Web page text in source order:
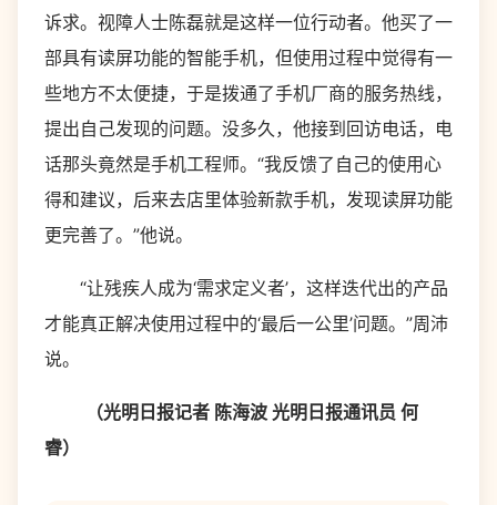
诉求。视障人士陈磊就是这样一位行动者。他买了一
部具有读屏功能的智能手机，但使用过程中觉得有一
些地方不太便捷，于是拨通了手机厂商的服务热线，
提出自己发现的问题。没多久，他接到回访电话，电
话那头竟然是手机工程师。“我反馈了自己的使用心
得和建议，后来去店里体验新款手机，发现读屏功能
更完善了。”他说。
“让残疾人成为‘需求定义者’，这样迭代出的产品
才能真正解决使用过程中的‘最后一公里’问题。”周沛
说。
（光明日报记者 陈海波 光明日报通讯员 何
睿）